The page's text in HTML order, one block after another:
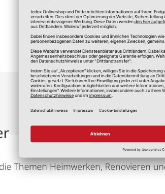
*Alle Preise in Euro, inkl.
Themen Heimwerken, Renovieren